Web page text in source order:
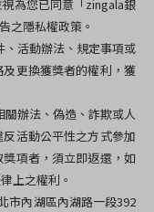
為您已同意 「zingala銀
之隱私權政策。
活動辦法、規定事項或
更換獲獎者的權利，獲
辦法、偽造、詐欺或人
活動公平性之方式參加
項者，須立即返還，如
上之權利。
市內湖區內湖路一段392